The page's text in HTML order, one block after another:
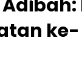
ke-